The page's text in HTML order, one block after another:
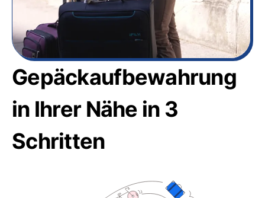
Gepäckaufbewahrung
in Ihrer Nähe in 3
Schritten